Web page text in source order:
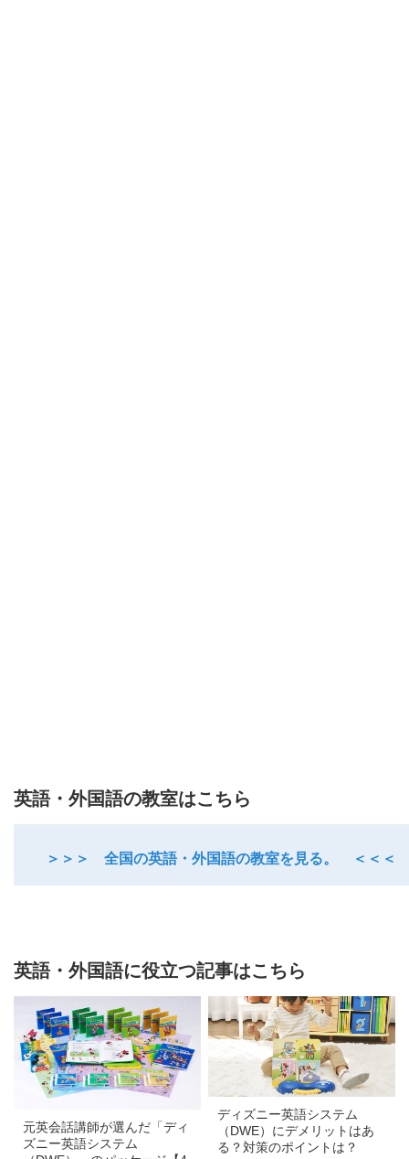
英語・外国語の教室はこちら
＞＞＞ 全国の英語・外国語の教室を見る。 ＜＜＜
英語・外国語に役立つ記事はこちら
元英会話講師が選んだ「ディ
ズニー英語システム
ディズニー英語システム
（DWE）にデメリットはあ
る？対策のポイントは？